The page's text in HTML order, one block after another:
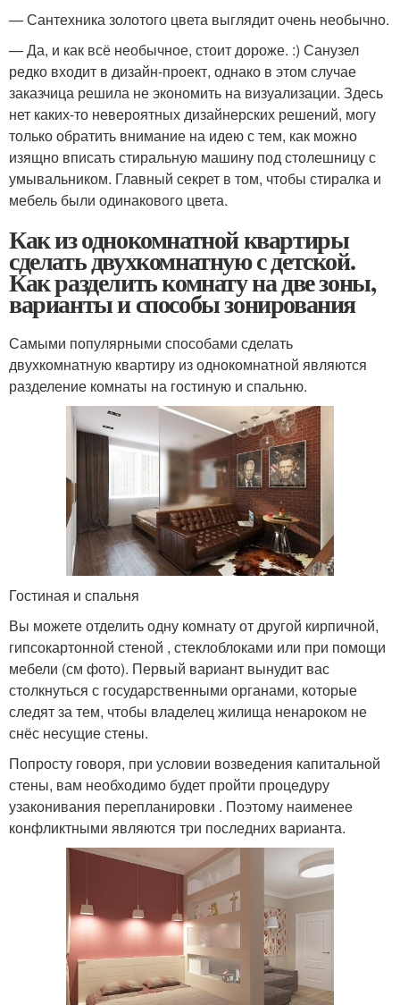
— Сантехника золотого цвета выглядит очень необычно.
— Да, и как всё необычное, стоит дороже. :) Санузел
редко входит в дизайн-проект, однако в этом случае
заказчица решила не экономить на визуализации. Здесь
нет каких-то невероятных дизайнерских решений, могу
только обратить внимание на идею с тем, как можно
изящно вписать стиральную машину под столешницу с
умывальником. Главный секрет в том, чтобы стиралка и
мебель были одинакового цвета.
Как из однокомнатной квартиры
сделать двухкомнатную с детской.
Как разделить комнату на две зоны,
варианты и способы зонирования
Самыми популярными способами сделать
двухкомнатную квартиру из однокомнатной являются
разделение комнаты на гостиную и спальню.
Гостиная и спальня
Вы можете отделить одну комнату от другой кирпичной,
гипсокартонной стеной , стеклоблоками или при помощи
мебели (см фото). Первый вариант вынудит вас
столкнуться с государственными органами, которые
следят за тем, чтобы владелец жилища ненароком не
снёс несущие стены.
Попросту говоря, при условии возведения капитальной
стены, вам необходимо будет пройти процедуру
узаконивания перепланировки . Поэтому наименее
конфликтными являются три последних варианта.